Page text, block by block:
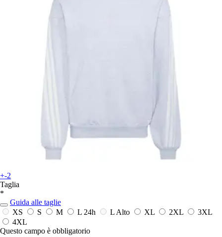
+-2
Taglia
*
Guida alle taglie
XS
S M L 24h L Alto XL 2XL
3XL
4XL
Questo campo è obbligatorio